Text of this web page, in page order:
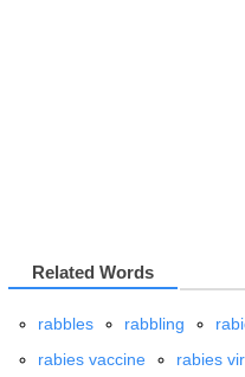
Related Words
rabbles rabbling
rabies vaccine
rabies